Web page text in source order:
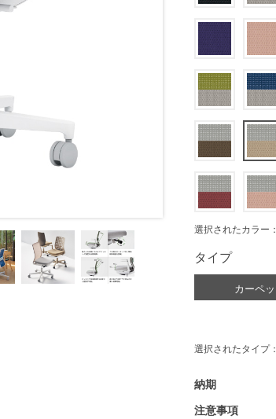
注意事項
納期
選択されたカラー
タイプ
カーペ
選択されたタイプ